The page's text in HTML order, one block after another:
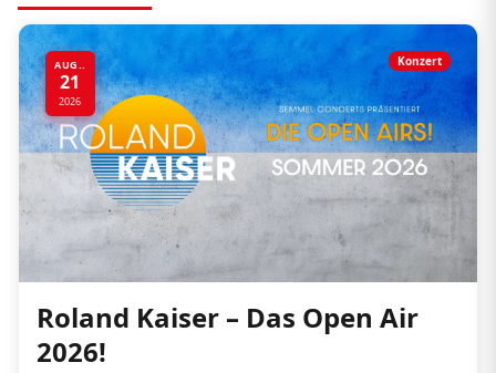
AUG..
21
2026
Konzert
Roland Kaiser – Das Open Air
2026!